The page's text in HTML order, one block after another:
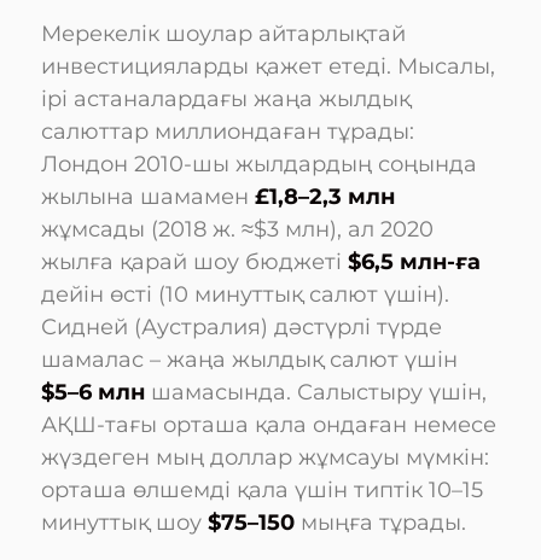
Мерекелік шоулар айтарлықтай
инвестицияларды қажет етеді. Мысалы,
ірі астаналардағы жаңа жылдық
салюттар миллиондаған тұрады:
Лондон 2010-шы жылдардың соңында
жылына шамамен £1,8–2,3 млн
жұмсады (2018 ж. ≈$3 млн), ал 2020
жылға қарай шоу бюджеті $6,5 млн-ға
дейін өсті (10 минуттық салют үшін).
Сидней (Аустралия) дәстүрлі түрде
шамалас – жаңа жылдық салют үшін
$5–6 млн шамасында. Салыстыру үшін,
АҚШ-тағы орташа қала ондаған немесе
жүздеген мың доллар жұмсауы мүмкін:
орташа өлшемді қала үшін типтік 10–15
минуттық шоу $75–150 мыңға тұрады.